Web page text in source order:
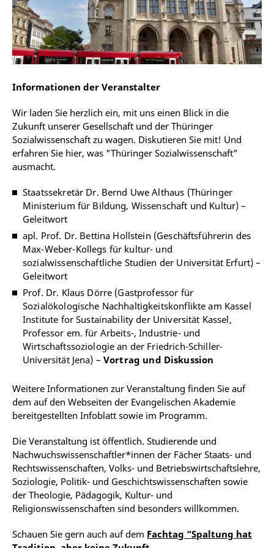
Informationen der Veranstalter
Wir laden Sie herzlich ein, mit uns einen Blick in die
Zukunft unserer Gesellschaft und der Thüringer
Sozialwissenschaft zu wagen. Diskutieren Sie mit! Und
erfahren Sie hier, was "Thüringer Sozialwissenschaft"
ausmacht.
Staatssekretär Dr. Bernd Uwe Althaus (Thüringer
Ministerium für Bildung, Wissenschaft und Kultur) –
Geleitwort
apl. Prof. Dr. Bettina Hollstein (Geschäftsführerin des
Max-Weber-Kollegs für kultur- und
sozialwissenschaftliche Studien der Universität Erfurt) –
Geleitwort
Prof. Dr. Klaus Dörre (Gastprofessor für
Sozialökologische Nachhaltigkeitskonflikte am Kassel
Institute for Sustainability der Universität Kassel,
Professor em. für Arbeits-, Industrie- und
Wirtschaftssoziologie an der Friedrich-Schiller-
Universität Jena) – Vortrag und Diskussion
Weitere Informationen zur Veranstaltung finden Sie auf
dem auf den Webseiten der Evangelischen Akademie
bereitgestellten Infoblatt sowie im Programm.
Die Veranstaltung ist öffentlich. Studierende und
Nachwuchswissenschaftler*innen der Fächer Staats- und
Rechtswissenschaften, Volks- und Betriebswirtschaftslehre,
Soziologie, Politik- und Geschichtswissenschaften sowie
der Theologie, Pädagogik, Kultur- und
Religionswissenschaften sind besonders willkommen.
Schauen Sie gern auch auf dem Fachtag “Spaltung hat